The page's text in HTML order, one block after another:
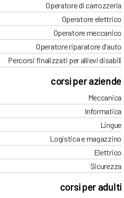
Operatore di carrozzeria
Operatore elettrico
Operatore meccanico
Operatore riparatore d'auto
Percorsi finalizzati per allievi disabili
corsi per aziende
Meccanica
Informatica
Lingue
Logistica e magazzino
Elettrico
Sicurezza
corsi per adulti